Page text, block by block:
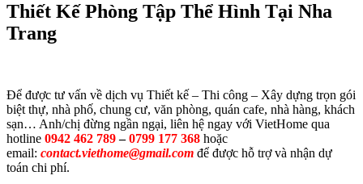
Thiết Kế Phòng Tập Thể Hình Tại Nha
Trang
Để được tư vấn về dịch vụ Thiết kế – Thi công – Xây dựng trọn gói
biệt thự, nhà phố, chung cư, văn phòng, quán cafe, nhà hàng, khách
sạn… Anh/chị đừng ngần ngại, liên hệ ngay với VietHome qua
hotline 0942 462 789–0799 177 368 hoặc
email: contact.viethome@gmail.com để được hỗ trợ và nhận dự
toán chi phí.